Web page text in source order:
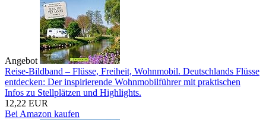
Angebot
Reise-Bildband – Flüsse, Freiheit, Wohnmobil. Deutschlands Flüsse
entdecken: Der inspirierende Wohnmobilführer mit praktischen
Infos zu Stellplätzen und Highlights.
12,22 EUR
Bei Amazon kaufen